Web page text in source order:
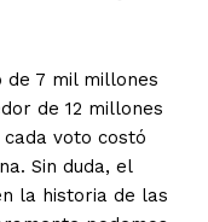
de 7 mil millones
de 12 millones
voto costó
Sin duda, el
la historia de las